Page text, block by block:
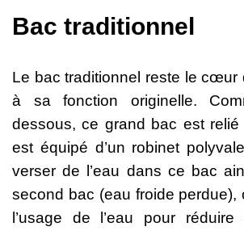
Bac traditionnel
Le bac traditionnel reste le cœur
à sa fonction originelle.
dessous, ce grand bac est
est équipé d’un robinet
verser de l’eau dans ce bac
second bac (eau froide perdue),
l’usage de l’eau pour réduire